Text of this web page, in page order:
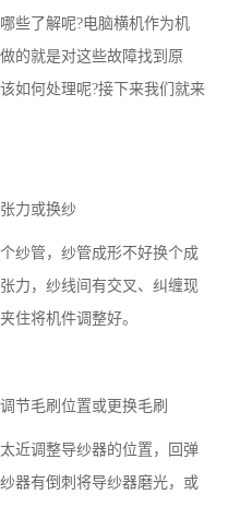
些了解呢?电脑横机作为机
的就是对这些故障找到原
如何处理呢?接下来我们就来
力或换纱
管，纱管成形不好换个成
力，纱线间有交叉、纠缠现
住将机件调整好。
毛刷位置或更换毛刷
调整导纱器的位置，回弹
器有倒刺将导纱器磨光，或